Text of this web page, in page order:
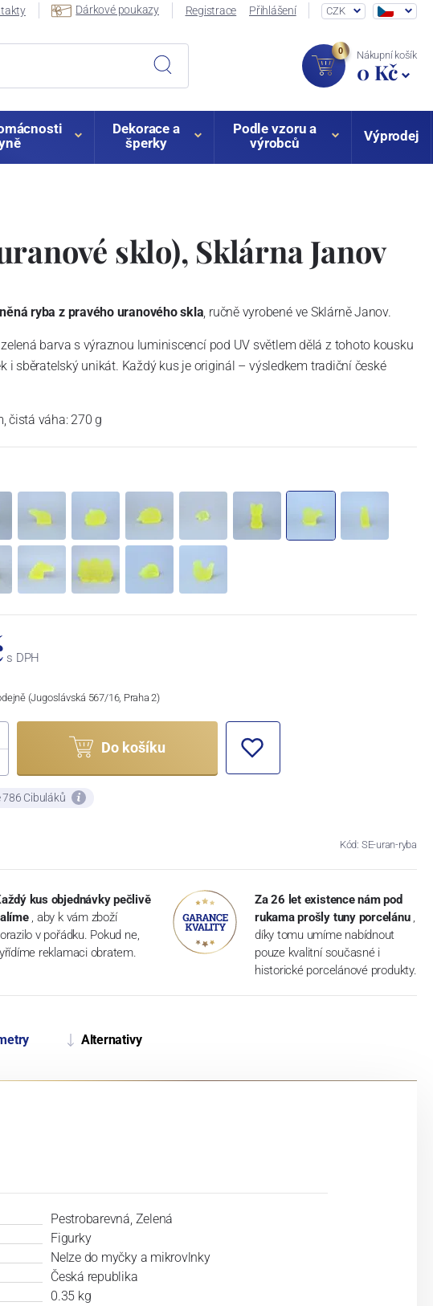
Dárkové poukazy Registrace Přihlášení CZK
0 Nákupní košík
0 Kč
Dekorace a
šperky
Podle vzoru a
výrobců
Výprodej
sklo), Sklárna Janov
ryba z pravého uranového skla, ručně vyrobené ve Sklárně Janov.
barva s výraznou luminiscencí pod UV světlem dělá z tohoto kousku
i sběratelský unikát. Každý kus je originál – výsledkem tradiční české
čistá váha: 270 g
s DPH
(Jugoslávská 567/16, Praha 2)
Do košíku
Cibuláků
Kód: SE-uran-ryba
kus objednávky pečlivě
, aby k vám zboží
v pořádku. Pokud ne,
reklamaci obratem.
Za 26 let existence nám pod
rukama prošly tuny porcelánu ,
díky tomu umíme nabídnout
pouze kvalitní současné i
historické porcelánové produkty.
Alternativy
Pestrobarevná, Zelená
Figurky
Nelze do myčky a mikrovlnky
Česká republika
0.35 kg